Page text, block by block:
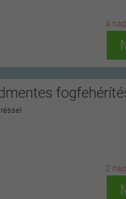
4 nap
2 nap